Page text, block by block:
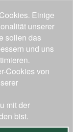
Einige
unserer
sollen das
und uns
Cookies von
mit der
bist.